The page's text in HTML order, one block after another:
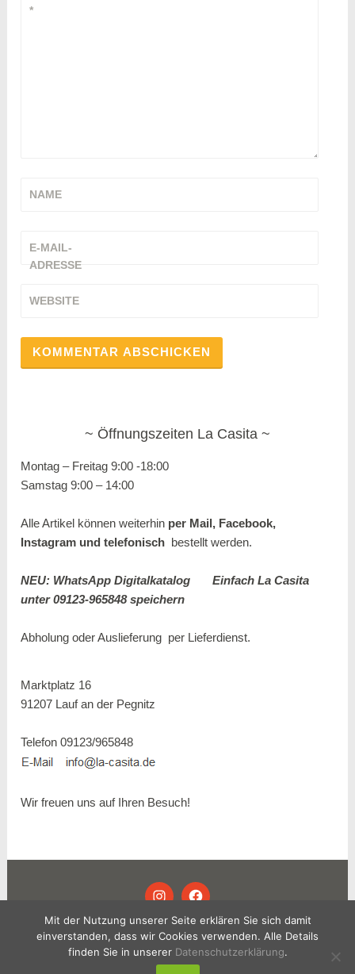
*
NAME
E-MAIL-
ADRESSE
WEBSITE
Öffnungszeiten La Casita
Montag – Freitag 9:00 -18:00
Samstag 9:00 – 14:00
Alle Artikel können weiterhin per Mail, Facebook,
Instagram undtelefonisch bestellt werden.
NEU: WhatsApp Digitalkatalog
Einfach La Casita
unter 09123-965848 speichern
Abholung oder Auslieferung per Lieferdienst.
Marktplatz 16
91207 Lauf an der Pegnitz
Telefon 09123/965848
Wir freuen uns auf Ihren Besuch!
INSTAGRAM
FACEBOOK
© 2024 LA CASITA . IMPRESSUM.
DATENSCHUTZ
Mit der Nutzung unserer Seite erklären Sie sich damit
einverstanden, dass wir Cookies verwenden. Alle Details
finden Sie in unserer Datenschutzerklärung.